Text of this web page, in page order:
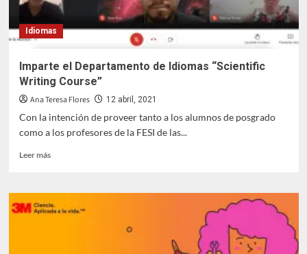
en
UNAM
Idiomas
Imparte el Departamento de Idiomas “Scientific
Writing Course”
Ana Teresa Flores 12 abril, 2021
Con la intención de proveer tanto a los alumnos de posgrado
como a los profesores de la FESI de las...
Leer másLeer
Imparte
el